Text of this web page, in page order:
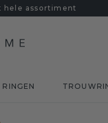
hele assortiment
RINGEN